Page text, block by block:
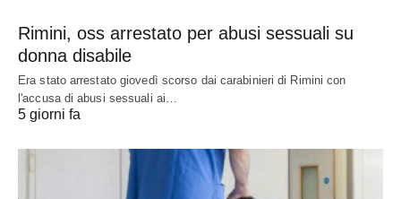
Rimini, oss arrestato per abusi sessuali su
donna disabile
Era stato arrestato giovedì scorso dai carabinieri di Rimini con
l'accusa di abusi sessuali ai…
5 giorni fa